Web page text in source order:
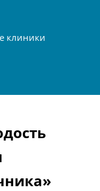
клиники